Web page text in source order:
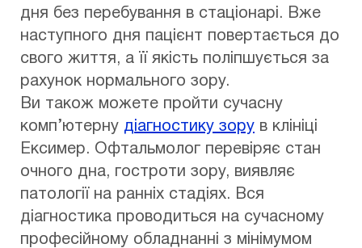
дня без перебування в стаціонарі. Вже
наступного дня пацієнт повертається до
свого життя, а її якість поліпшується за
рахунок нормального зору.
Ви також можете пройти сучасну
комп’ютерну діагностику зору в клініці
Ексимер. Офтальмолог перевіряє стан
очного дна, гостроти зору, виявляє
патології на ранніх стадіях. Вся
діагностика проводиться на сучасному
професійному обладнанні з мінімумом